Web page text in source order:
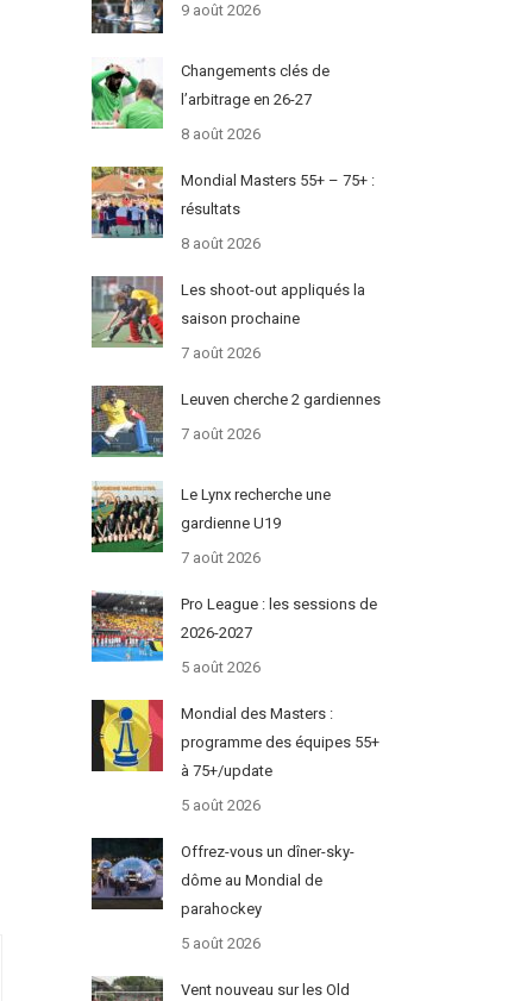
9 août 2026
Changements clés de
l’arbitrage en 26-27
8 août 2026
Mondial Masters 55+ – 75+ :
résultats
8 août 2026
Les shoot-out appliqués la
saison prochaine
7 août 2026
Leuven cherche 2 gardiennes
7 août 2026
Le Lynx recherche une
gardienne U19
7 août 2026
Pro League : les sessions de
2026-2027
5 août 2026
Mondial des Masters :
programme des équipes 55+
à 75+/update
5 août 2026
Offrez-vous un dîner-sky-
dôme au Mondial de
parahockey
5 août 2026
Vent nouveau sur les Old